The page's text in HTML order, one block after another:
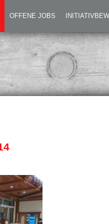
OFFENE JOBS